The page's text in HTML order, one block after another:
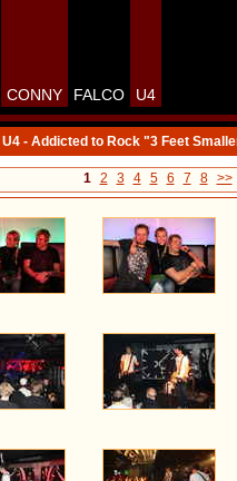
CONNY FALCO U4
U4 - Addicted to Rock "3 Feet
1 2 3 4 5 6 7 8 >>